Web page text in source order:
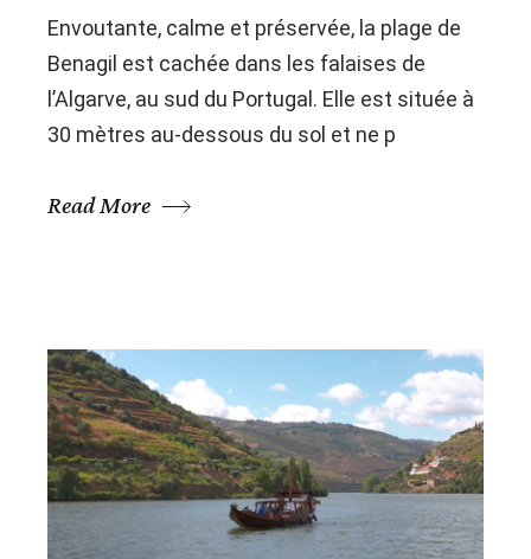
Envoutante, calme et préservée, la plage de
Benagil est cachée dans les falaises de
l’Algarve, au sud du Portugal. Elle est située à
30 mètres au-dessous du sol et ne p
Read More